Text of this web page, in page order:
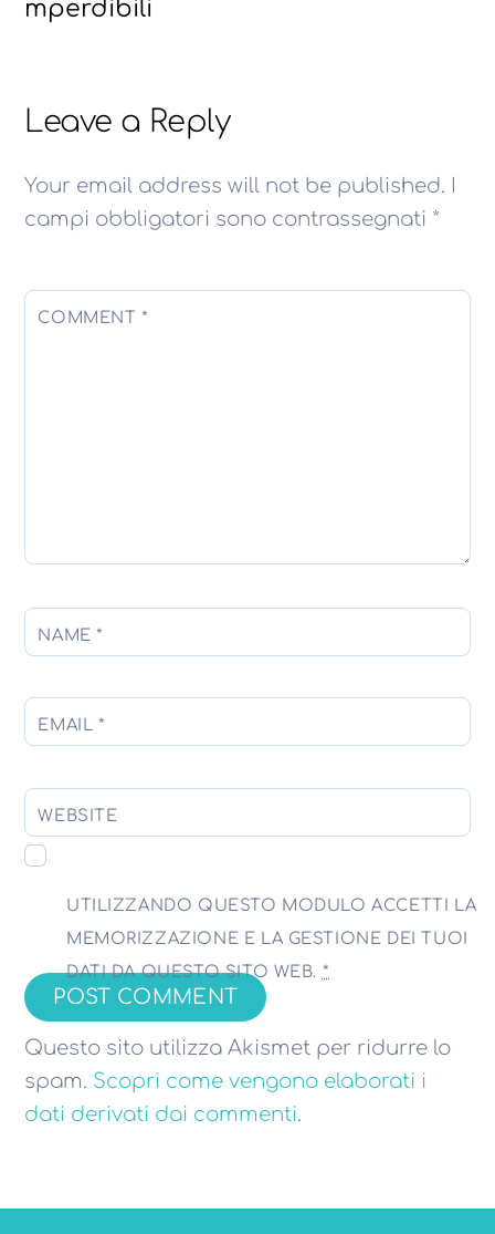
mperdibili
Leave a Reply
Your email address will not be published.
campi obbligatori sono contrassegnati *
COMMENT*
NAME*
EMAIL *
WEBSITE
UTILIZZANDO QUESTO MODULO ACCETTI LA
MEMORIZZAZIONE E LA GESTIONE DEI TUOI
DATI DA QUESTO SITO WEB. *
Questo sito utilizza Akismet per ridurre lo
spam. Scopri come vengono elaborati i
dati derivati dai commenti.